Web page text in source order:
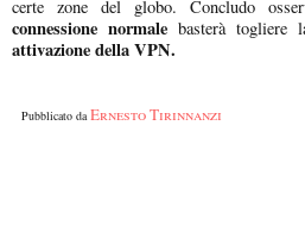
certe zone del globo. Concludo
connessione normale basterà togliere
attivazione della VPN.
Pubblicato daErnesto Tirinnanzi